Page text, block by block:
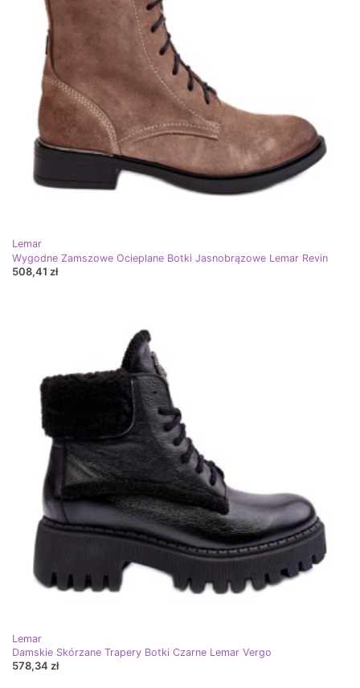
Lemar
Wygodne Zamszowe Ocieplane Botki Jasnobrązowe Lemar Revin
508,41 zł
Lemar
Damskie Skórzane Trapery Botki Czarne Lemar Vergo
578,34 zł